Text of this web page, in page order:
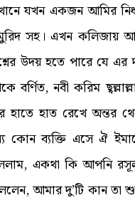
যখন একজন আমির
সহ। এখন কলিজায়
উদয় হতে পারে যে
বর্ণিত, নবী করিম
হাতে হাত রেখে অন্তর
কোন ব্যক্তি এসে ঐ
একথা কি আপনি
আমার দু’টি কান